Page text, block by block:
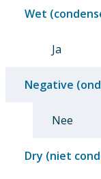
Wet
Ja
Negative
Nee
Dry (niet